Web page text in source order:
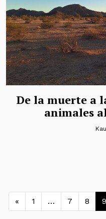
De la muerte a
animales
Navegación de
« 1 … 7 8 9